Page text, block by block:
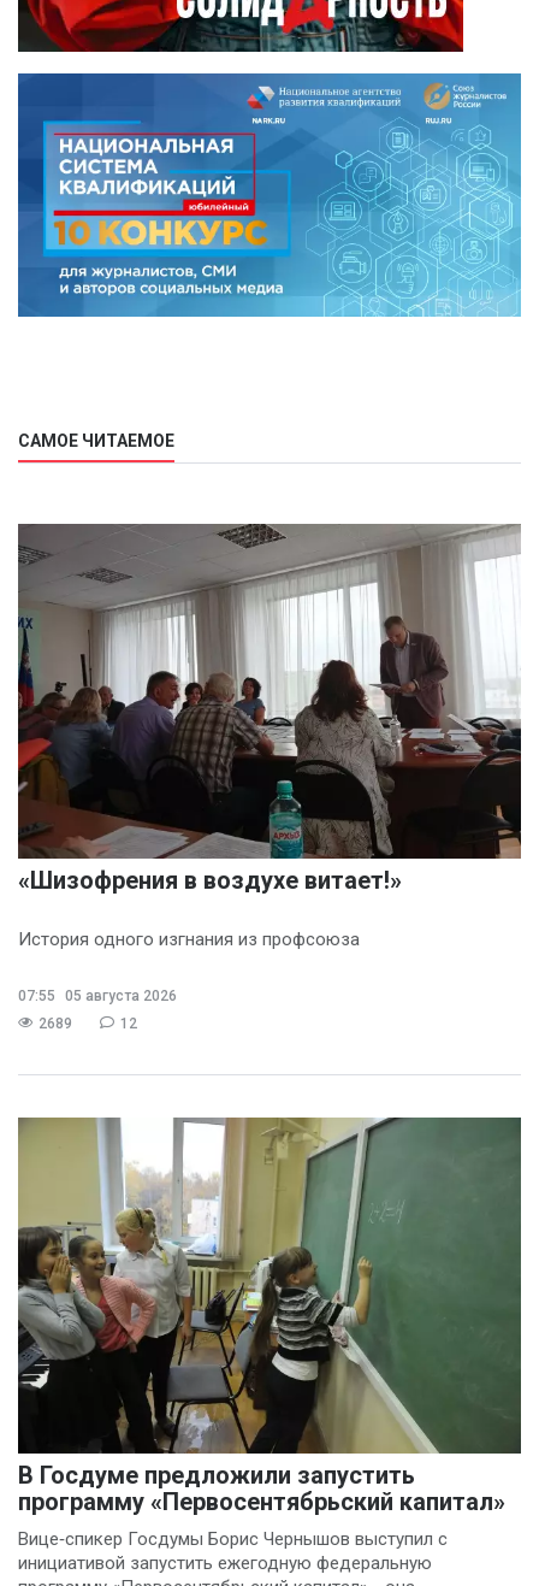
САМОЕ ЧИТАЕМОЕ
«Шизофрения в воздухе витает!»
История одного изгнания из профсоюза
07:55
05 августа 2026
2689
12
В Госдуме предложили запустить
программу «Первосентябрьский капитал»
Вице‑спикер Госдумы Борис Чернышов выступил с
инициативой запустить ежегодную федеральную